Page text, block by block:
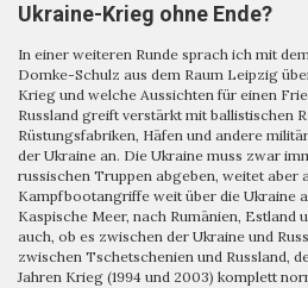
Ukraine-Krieg ohne Ende?
In einer weiteren Runde sprach ich mit
Domke-Schulz aus dem Raum Leipzig
Krieg und welche Aussichten für einen
Russland greift verstärkt mit ballistischen
Rüstungsfabriken, Häfen und andere
der Ukraine an. Die Ukraine muss zwar
russischen Truppen abgeben, weitet aber
Kampfbootangriffe weit über die Ukraine
Kaspische Meer, nach Rumänien, Estland
auch, ob es zwischen der Ukraine und
zwischen Tschetschenien und Russland,
Jahren Krieg (1994 und 2003) komplett